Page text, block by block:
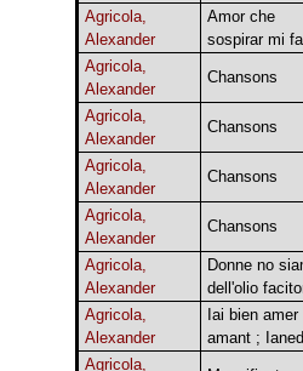
Agricola,
Alexander
Amor che
sospirar mi
Agricola,
Alexander
Chansons
Agricola,
Alexander
Chansons
Agricola,
Alexander
Chansons
Agricola,
Alexander
Chansons
Agricola,
Alexander
Donne no
dell'olio
Agricola,
Alexander
Iai bien amer
amant ;
Agricola,